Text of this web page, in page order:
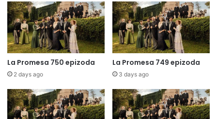
La Promesa 750 epizoda
2 days ago
La Promesa 749 epizoda
3 days ago